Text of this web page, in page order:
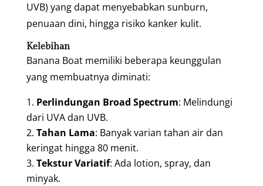
UVB) yang dapat menyebabkan sunburn,
penuaan dini, hingga risiko kanker kulit.
Kelebihan
Banana Boat memiliki beberapa keunggulan
yang membuatnya diminati:
Perlindungan Broad Spectrum: Melindungi
dari UVA dan UVB.
Tahan Lama: Banyak varian tahan air dan
keringat hingga 80 menit.
Tekstur Variatif: Ada lotion, spray, dan
minyak.